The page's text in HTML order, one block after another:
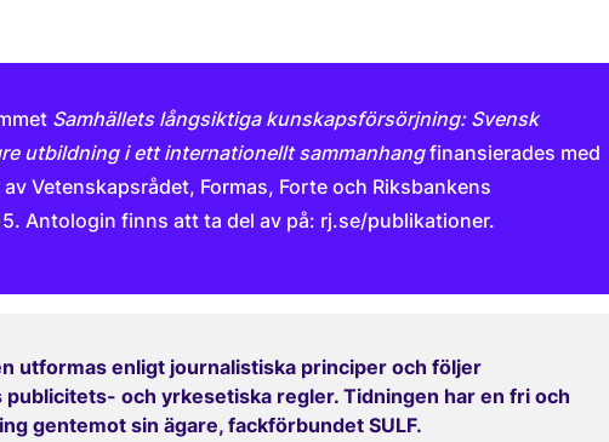
Samhällets långsiktiga kunskapsförsörjning: Svensk
utbildning i ett internationellt sammanhangfinansierades med
Vetenskapsrådet, Formas, Forte och Riksbankens
Antologin finns att ta del av på: rj.se/publikationer.
utformas enligt journalistiska principer och följer
publicitets- och yrkesetiska regler. Tidningen har en fri och
gentemot sin ägare, fackförbundet SULF.